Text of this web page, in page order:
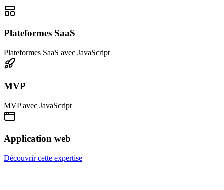
Plateformes SaaS
Plateformes SaaS avec JavaScript
MVP
MVPavec JavaScript
Application web
Découvrir cette expertise